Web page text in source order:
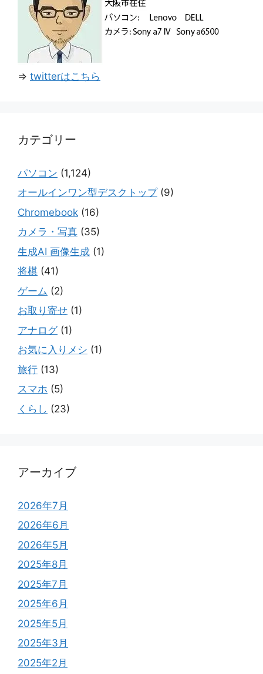
⇒ twitterはこちら
カテゴリー
パソコン (1,124)
オールインワン型デスクトップ(9)
Chromebook (16)
カメラ・写真 (35)
生成AI 画像生成 (1)
将棋 (41)
ゲーム (2)
お取り寄せ (1)
アナログ(1)
お気に入りメシ (1)
旅行 (13)
スマホ (5)
くらし (23)
アーカイブ
2026年7月
2026年6月
2026年5月
2025年8月
2025年7月
2025年6月
2025年5月
2025年3月
2025年2月